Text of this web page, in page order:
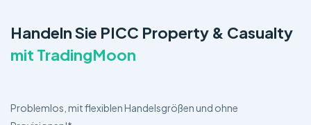
Handeln Sie PICC Property & Casualty
mit TradingMoon
Problemlos, mit flexiblen Handelsgrößen und ohne